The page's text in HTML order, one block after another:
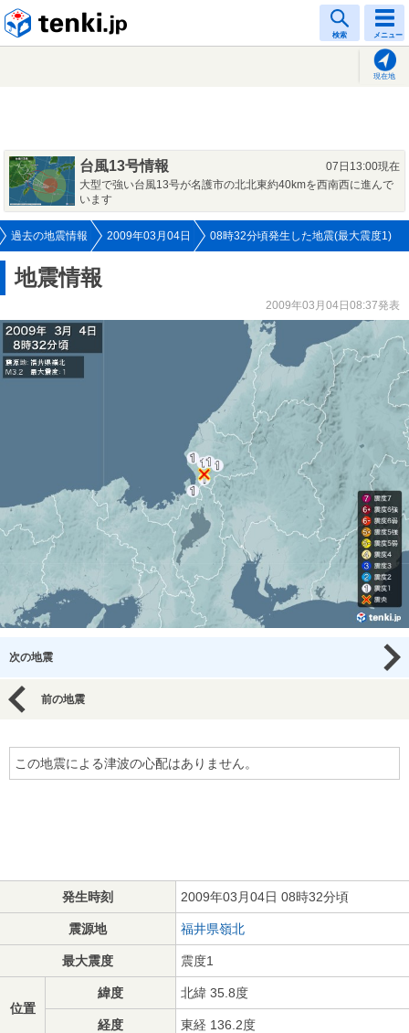
検索 メニュー
現在地
台風13号情報
07日13:00現在
大型で強い台風13号が名護市の北北東約40kmを西南西に進んで
います
過去の地震情報 2009年03月04日 08時32分頃発生した地震(最大震度1)
地震情報
2009年03月04日08:37発表
次の地震
前の地震
この地震による津波の心配はありません。
発生時刻 2009年03月04日 08時32分頃
震源地 福井県嶺北
最大震度 震度1
位置
緯度 北緯 35.8度
経度 東経 136.2度